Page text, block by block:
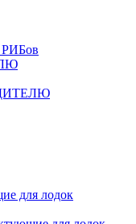
РИБов
для лодок